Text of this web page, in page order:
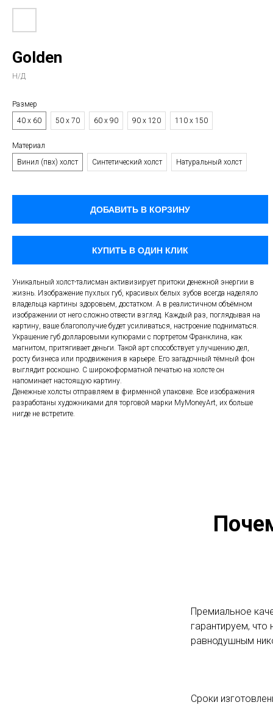
Golden
Н/Д
Размер
40 х 60
50 х 70 60 х 90 90 х 120 110 х 150
Материал
Винил (пвх) холст
Синтетический холст Натуральный холст
ДОБАВИТЬ В КОРЗИНУ
КУПИТЬ В ОДИН КЛИК
Уникальный холст-талисман активизирует притоки денежной энергии в
жизнь. Изображение пухлых губ, красивых белых зубов всегда наделяло
владельца картины здоровьем, достатком. А в реалистичном объёмном
изображении от него сложно отвести взгляд. Каждый раз, поглядывая на
картину, ваше благополучие будет усиливаться, настроение подниматься.
Украшение губ долларовыми купюрами с портретом Франклина, как
магнитом, притягивает деньги. Такой арт способствует улучшению дел,
росту бизнеса или продвижения в карьере. Его загадочный тёмный фон
выглядит роскошно. С широкоформатной печатью на холсте он
напоминает настоящую картину.
Денежные холсты отправляем в фирменной упаковке. Все изображения
разработаны художниками для торговой марки MyMoneyArt, их больше
нигде не встретите.
Премиальное
гарантируем,
равнодушным
Сроки